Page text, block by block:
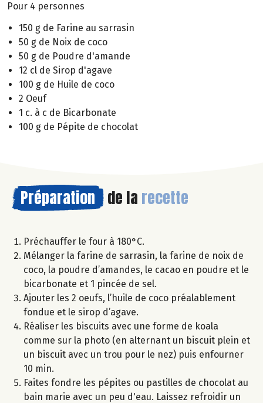
Pour 4 personnes
150 g de Farine au sarrasin
50 g de Noix de coco
50 g de Poudre d'amande
12 cl de Sirop d'agave
100 g de Huile de coco
2 Oeuf
1 c. à c de Bicarbonate
100 g de Pépite de chocolat
Préparation de la recette
Préchauffer le four à 180°C.
Mélanger la farine de sarrasin, la farine de noix de
coco, la poudre d’amandes, le cacao en poudre et le
bicarbonate et 1 pincée de sel.
Ajouter les 2 oeufs, l’huile de coco préalablement
fondue et le sirop d’agave.
Réaliser les biscuits avec une forme de koala
comme sur la photo (en alternant un biscuit plein et
un biscuit avec un trou pour le nez) puis enfourner
10 min.
Faites fondre les pépites ou pastilles de chocolat au
bain marie avec un peu d'eau. Laissez refroidir un